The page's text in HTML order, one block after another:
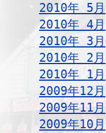
2010年 5月
2010年 4月
2010年 3月
2010年 2月
2010年 1月
2009年12月
2009年11月
2009年10月